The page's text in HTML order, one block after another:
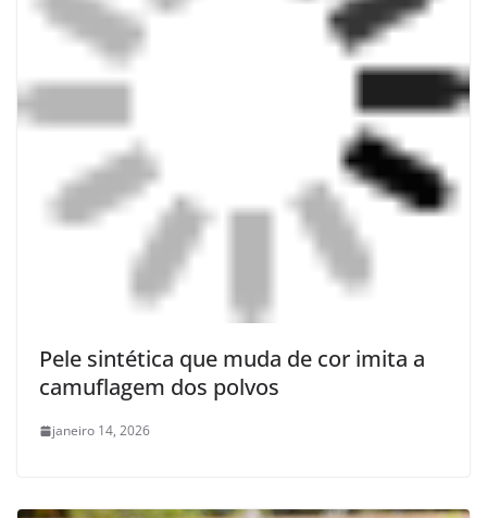
Pele sintética que muda de cor imita a
camuflagem dos polvos
janeiro 14, 2026